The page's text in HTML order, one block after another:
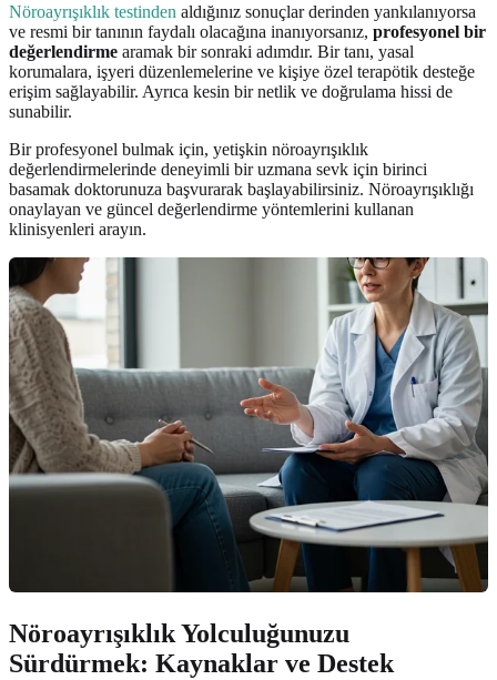
Nöroayrışıklık testinden aldığınız sonuçlar derinden yankılanıyorsa
ve resmi bir tanının faydalı olacağına inanıyorsanız, profesyonel bir
değerlendirme aramak bir sonraki adımdır. Bir tanı, yasal
korumalara, işyeri düzenlemelerine ve kişiye özel terapötik desteğe
erişim sağlayabilir. Ayrıca kesin bir netlik ve doğrulama hissi de
sunabilir.
Bir profesyonel bulmak için, yetişkin nöroayrışıklık
değerlendirmelerinde deneyimli bir uzmana sevk için birinci
basamak doktorunuza başvurarak başlayabilirsiniz. Nöroayrışıklığı
onaylayan ve güncel değerlendirme yöntemlerini kullanan
klinisyenleri arayın.
Nöroayrışıklık Yolculuğunuzu
Sürdürmek: Kaynaklar ve Destek